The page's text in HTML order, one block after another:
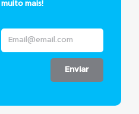
muito mais!
Enviar